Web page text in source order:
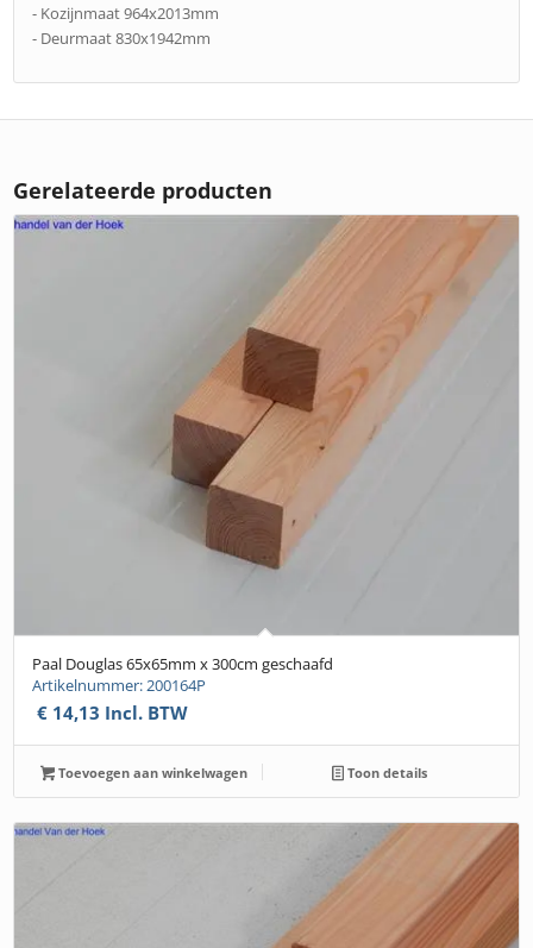
- Kozijnmaat 964x2013mm
- Deurmaat 830x1942mm
Gerelateerde producten
Paal Douglas 65x65mm x 300cm geschaafd
Artikelnummer: 200164P
€ 14,13 Incl. BTW
Toevoegen aan winkelwagen Toon details